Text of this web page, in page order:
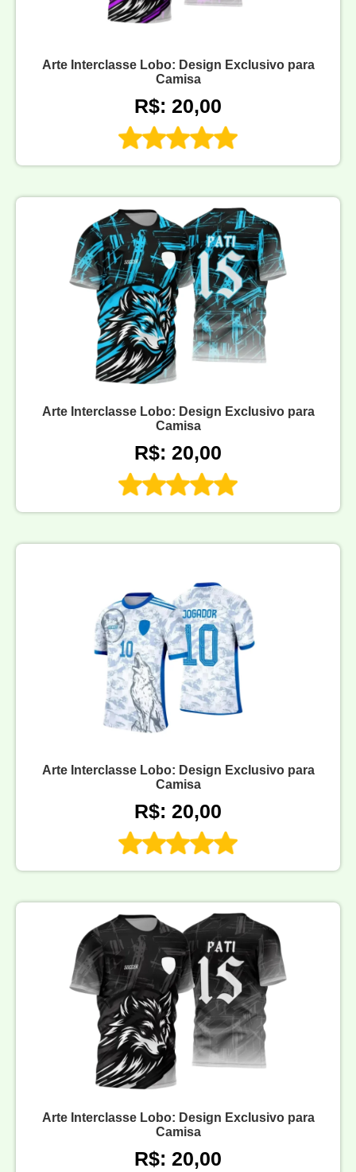
Arte Interclasse Lobo: Design Exclusivo para
Camisa
R$: 20,00
Arte Interclasse Lobo: Design Exclusivo para
Camisa
R$: 20,00
Arte Interclasse Lobo: Design Exclusivo para
Camisa
R$: 20,00
Arte Interclasse Lobo: Design Exclusivo para
Camisa
R$: 20,00